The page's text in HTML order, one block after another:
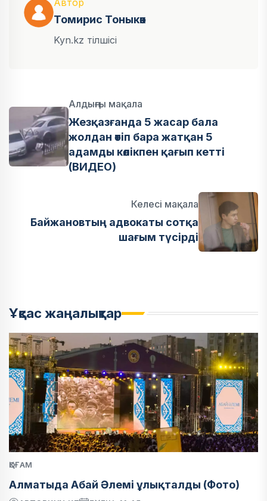
Автор
Томирис Тоныкөк
Kyn.kz тілшісі
Алдыңғы мақала
Жезқазғанда 5 жасар бала
жолдан өтіп бара жатқан 5
адамды көлікпен қағып кетті
(ВИДЕО)
Келесі мақала
Байжановтың адвокаты сотқа
шағым түсірді
Ұқсас жаңалықтар
ҚОҒАМ
Алматыда Абай Әлемі ұлықталды (Фото)